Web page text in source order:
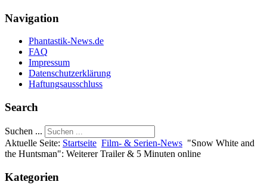
Navigation
Phantastik-News.de
FAQ
Impressum
Datenschutzerklärung
Haftungsausschluss
Search
Suchen ...
Aktuelle Seite: Startseite Film- & Serien-News "Snow White and
the Huntsman": Weiterer Trailer & 5 Minuten online
Kategorien